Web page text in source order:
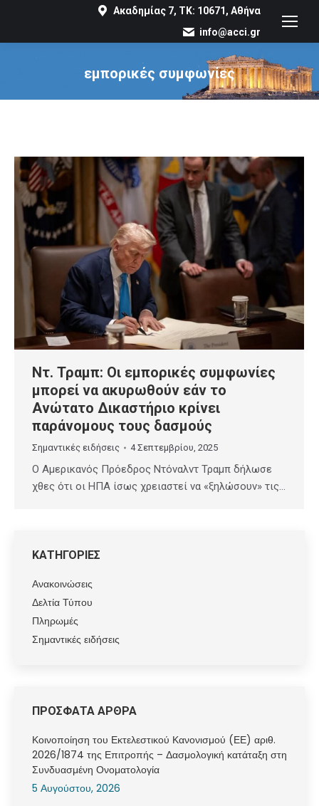
Ακαδημίας 7, ΤΚ: 10671, Αθήνα
info@acci.gr
εμπορικές συμφωνίες
You are here:
Ντ. Τραμπ: Οι εμπορικές συμφωνίες
μπορεί να ακυρωθούν εάν το
Ανώτατο Δικαστήριο κρίνει
παράνομους τους δασμούς
Σημαντικές ειδήσεις 4 Σεπτεμβρίου, 2025
Ο Αμερικανός Πρόεδρος Ντόναλντ Τραμπ δήλωσε
χθες ότι οι ΗΠΑ ίσως χρειαστεί να «ξηλώσουν» τις…
ΚΑΤΗΓΟΡΙΕΣ
Ανακοινώσεις
Δελτία Τύπου
Πληρωμές
Σημαντικές ειδήσεις
ΠΡΟΣΦΑΤΑ ΑΡΘΡΑ
Κοινοποίηση του Εκτελεστικού Κανονισμού (ΕΕ) αριθ.
2026/1874 της Επιτροπής – Δασμολογική κατάταξη στη
Συνδυασμένη Ονοματολογία
5 Αυγούστου, 2026